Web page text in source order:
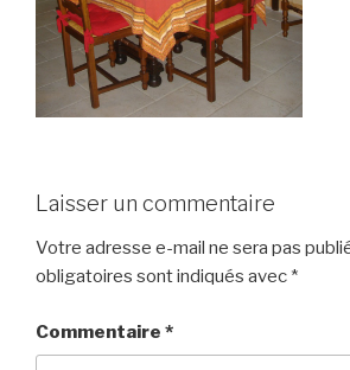
Laisser un commentaire
Votre adresse e-mail ne sera pas
obligatoires sont indiqués avec *
Commentaire *